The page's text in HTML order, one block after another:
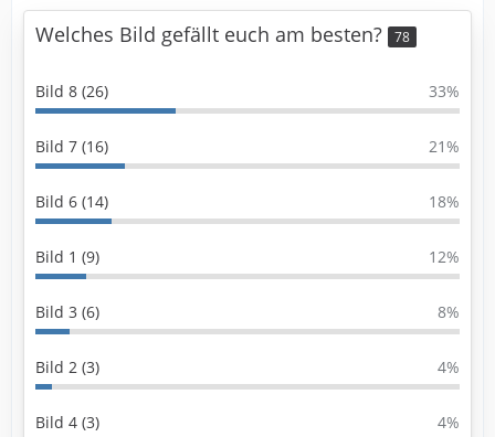
Welches Bild gefällt euch am besten? 78
Bild 8 (26) 33%
Bild 7 (16) 21%
Bild 6 (14) 18%
Bild 1 (9) 12%
Bild 3 (6) 8%
Bild 2 (3) 4%
Bild 4 (3) 4%